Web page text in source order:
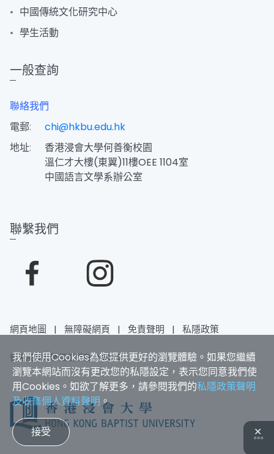
我們使用Cookies為您提供更好的瀏覽體驗。如果您繼續
瀏覽本網站而沒有更改您的私隱設定，表示您同意我們使
用Cookies。如欲了解更多，請參閱我們的私隱政策聲明
及收集個人資料聲明 。
接受 ✕
中國傳統文化研究中心
學生活動
一般查詢
聯絡我們
電郵:
chi@hkbu.edu.hk
地址:
香港浸會大學何善衡校園
溫仁才大樓(東翼)11樓OEE 1104室
中國語言文學系辦公室
聯繫我們
網頁地圖 | 無障礙網頁 | 免責聲明 | 私隱政策
香港浸會大學 版權所有 © 2025